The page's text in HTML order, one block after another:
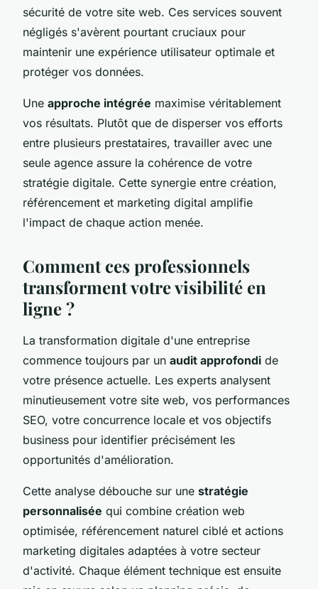
sécurité de votre site web. Ces services souvent
négligés s'avèrent pourtant cruciaux pour
maintenir une expérience utilisateur optimale et
protéger vos données.
Une approche intégrée maximise véritablement
vos résultats. Plutôt que de disperser vos efforts
entre plusieurs prestataires, travailler avec une
seule agence assure la cohérence de votre
stratégie digitale. Cette synergie entre création,
référencement et marketing digital amplifie
l'impact de chaque action menée.
Comment ces professionnels
transforment votre visibilité en
ligne ?
La transformation digitale d'une entreprise
commence toujours par un audit approfondi de
votre présence actuelle. Les experts analysent
minutieusement votre site web, vos performances
SEO, votre concurrence locale et vos objectifs
business pour identifier précisément les
opportunités d'amélioration.
Cette analyse débouche sur une stratégie
personnalisée qui combine création web
optimisée, référencement naturel ciblé et actions
marketing digitales adaptées à votre secteur
d'activité. Chaque élément technique est ensuite